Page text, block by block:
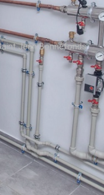
Jean Bonnefonds